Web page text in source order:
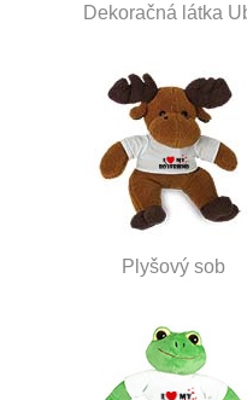
Dekoračná látka
Plyšový sob